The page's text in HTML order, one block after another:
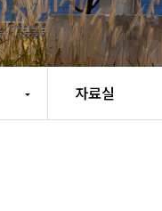
자료실